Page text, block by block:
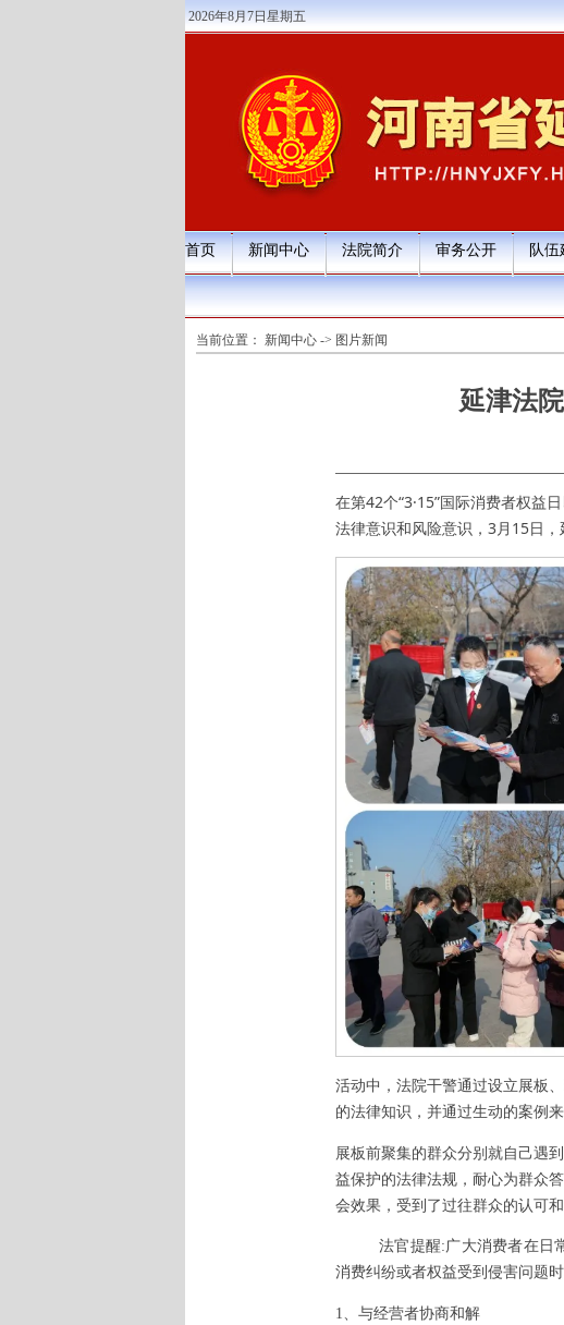
2026年8月7日星期五
首页 新闻中心 法院简介 审务公开 队伍
当前位置： 新闻中心 -> 图片新闻
延津法
在第42个“3·15”国际消费者权益
法律意识和风险意识，3月15日，
活动中，法院干警通过设立展板
的法律知识，并通过生动的案例
展板前聚集的群众分别就自己遇
益保护的法律法规，耐心为群众
会效果，受到了过往群众的认可和
法官提醒:广大消费者在日
消费纠纷或者权益受到侵害问题
1、与经营者协商和解